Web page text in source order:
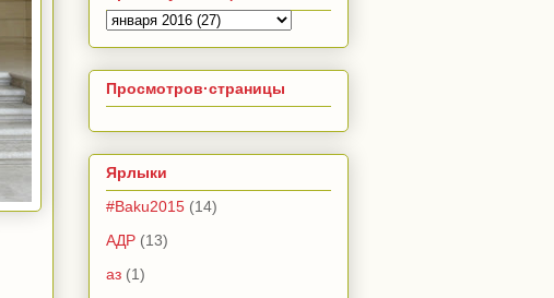
Просмотров·страницы
Ярлыки
#Baku2015 (14)
АДР (13)
аз (1)